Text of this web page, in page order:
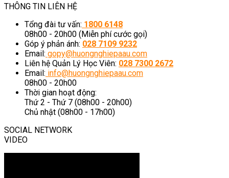
THÔNG TIN LIÊN HỆ
Tổng đài tư vấn: 1800 6148
08h00 - 20h00 (Miễn phí cước gọi)
Góp ý phản ánh: 028 7109 9232
Email: gopy@huongnghiepaau.com
Liên hệ Quản Lý Học Viên: 028 7300 2672
Email: info@huongnghiepaau.com
08h00 - 20h00
Thời gian hoạt động:
Thứ 2 - Thứ 7 (08h00 - 20h00)
Chủ nhật (08h00 - 17h00)
SOCIAL NETWORK
VIDEO